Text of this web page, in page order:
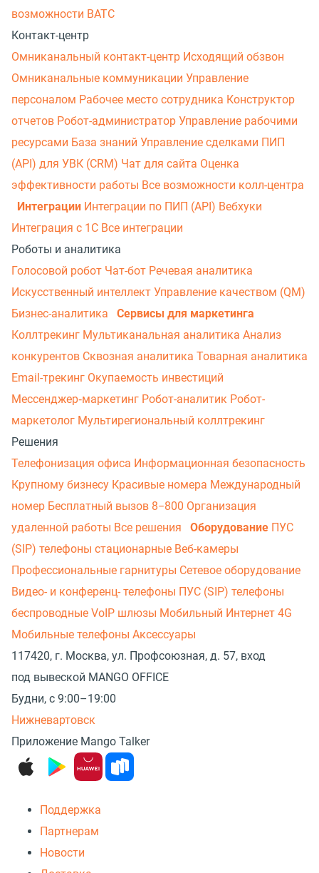
возможности ВАТС
Контакт-центр
Омниканальный контакт-центр Исходящий обзвон
Омниканальные коммуникации Управление
персоналом Рабочее место сотрудника Конструктор
отчетов Робот-администратор Управление рабочими
ресурсами База знаний Управление сделками ПИП
(API) для УВК (CRM) Чат для сайта Оценка
эффективности работы Все возможности колл-центра
Интеграции Интеграции по ПИП (API) Вебхуки
Интеграция с 1С Все интеграции
Роботы и аналитика
Голосовой робот Чат-бот Речевая аналитика
Искусственный интеллект Управление качеством (QM)
Бизнес-аналитика
Сервисы для маркетинга
Коллтрекинг Мультиканальная аналитика Анализ
конкурентов Сквозная аналитика Товарная аналитика
Email-трекинг Окупаемость инвестиций
Мессенджер‑маркетинг Робот-аналитик Робот-
маркетолог Мультирегиональный коллтрекинг
Решения
Телефонизация офиса Информационная безопасность
Крупному бизнесу Красивые номера Международный
номер Бесплатный вызов 8−800 Организация
удаленной работы Все решения Оборудование ПУС
(SIP) телефоны стационарные Веб-камеры
Профессиональные гарнитуры Сетевое оборудование
Видео- и конференц- телефоны ПУС (SIP) телефоны
беспроводные VoIP шлюзы Мобильный Интернет 4G
Мобильные телефоны Аксессуары
117420, г. Москва, ул. Профсоюзная, д. 57, вход
под вывеской MANGO OFFICE
Будни, с 9:00–19:00
Нижневартовск
Приложение Mango Talker
Поддержка
Партнерам
Новости